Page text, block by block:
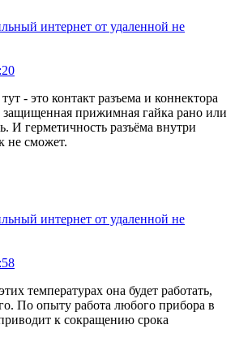
интернет от удаленной не
- это контакт разъема и коннектора
прижимная гайка рано или
И герметичность разъёма внутри
не сможет.
интернет от удаленной не
температурах она будет работать,
По опыту работа любого прибора в
к сокращению срока